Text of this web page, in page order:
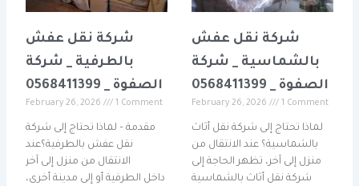
شركة نقل عفش
بالطرفية _ شركة
الصفوة _ 0568411399
February 26, 2026 1 Comment
مقدمة – لماذا تحتاج إلى شركة
نقل عفش بالطرفية؟عند
الانتقال من منزل إلى آخر
داخل الطرفية أو إلى مدينة أخرى،
شركة نقل عفش
بالشماسية _ شركة
الصفوة _ 0568411399
February 26, 2026 1 Comment
لماذا تحتاج إلى شركة نقل أثاث
بالشماسية؟ عند الانتقال من
منزل إلى آخر، تظهر الحاجة إلى
شركة نقل أثاث بالشماسية